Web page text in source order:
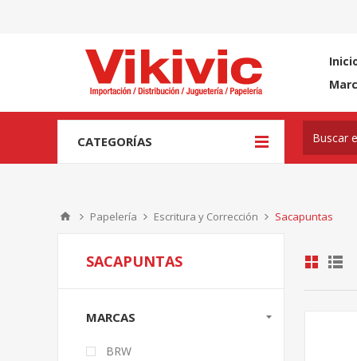
CATEGORÍAS
Papelería Escritura y Corrección Sacapuntas
SACAPUNTAS
MARCAS
BRW